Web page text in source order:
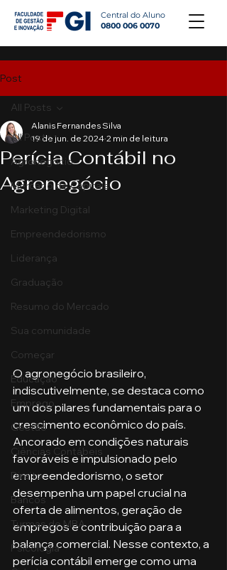
Central do Aluno
0800 006 0070
Post
All Posts
Agronegócio
Mercado de Capitais
Marketing Digital
Empreendedorismo
Liderança
Graduação
Resumo do Mercado
Sua comunidade
Começar
Educação
Emprego
Gestão
Ciências Contábeis
Direito
Bancos
Turmas de MBA
Psicologia
All Posts
Perícia Contábil no
Agronegócio
Alanis Fernandes Silva
19 de jun. de 2024 2 min de leitura
O agronegócio brasileiro,
indiscutivelmente, se destaca como
um dos pilares fundamentais para o
crescimento econômico do país.
Ancorado em condições naturais
favoráveis e impulsionado pelo
empreendedorismo, o setor
desempenha um papel crucial na
oferta de alimentos, geração de
empregos e contribuição para a
balança comercial. Nesse contexto, a
perícia contábil emerge como uma